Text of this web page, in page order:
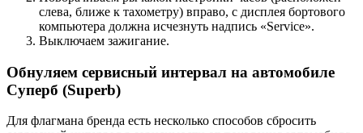
слева, ближе к тахометру) вправо, с дисплея бортового
компьютера должна исчезнуть надпись «Service».
Выключаем зажигание.
Обнуляем сервисный интервал на автомобиле
Суперб (Superb)
Для флагмана бренда есть несколько способов сбросить